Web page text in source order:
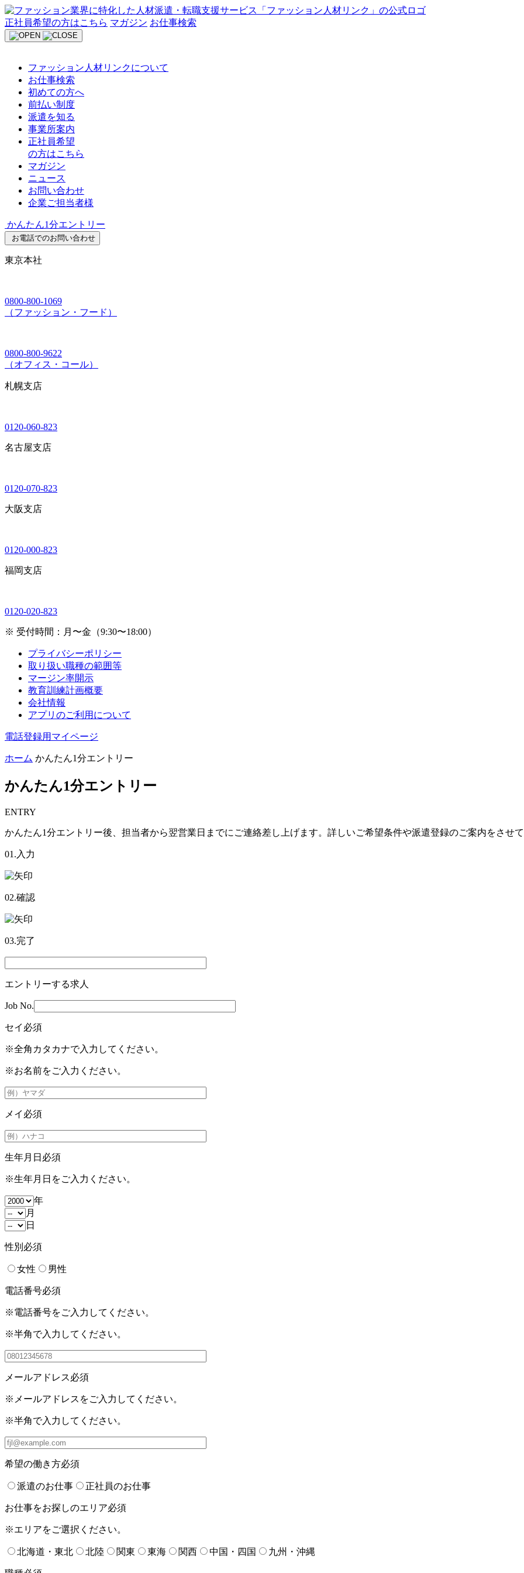
Skip
to
content
正社員希望の方はこちら マガジン お仕事検索
ファッション人材リンクについて
お仕事検索
初めての方へ
前払い制度
派遣を知る
事業所案内
正社員希望
の方はこちら
マガジン
ニュース
お問い合わせ
企業ご担当者様
かんたん1分エントリー
お電話でのお問い合わせ
東京本社
0800-800-1069
（ファッション・フード）
0800-800-9622
（オフィス・コール）
札幌支店
0120-060-823
名古屋支店
0120-070-823
大阪支店
0120-000-823
福岡支店
0120-020-823
※ 受付時間：月〜金（9:30〜18:00）
プライバシーポリシー
取り扱い職種の範囲等
マージン率開示
教育訓練計画概要
会社情報
アプリのご利用について
電話登録用マイページ
ホーム かんたん1分エントリー
かんたん1分エントリー
ENTRY
かんたん1分エントリー後、担当者から翌営業日までにご連絡差し上げます。詳しいご希望条件や派遣登録のご案内をさせて
01.入力
02.確認
03.完了
エントリーする求人
Job No.
セイ 必須
※全角カタカナで入力してください。
※お名前をご入力ください。
メイ 必須
生年月日 必須
※生年月日をご入力ください。
年
月
日
性別 必須
女性 男性
電話番号必須
※電話番号をご入力してください。
※半角で入力してください。
メールアドレス必須
※メールアドレスをご入力してください。
※半角で入力してください。
希望の働き方必須
派遣のお仕事 正社員のお仕事
お仕事をお探しのエリア必須
※エリアをご選択ください。
北海道・東北 北陸 関東 東海 関西 中国・四国 九州・沖縄